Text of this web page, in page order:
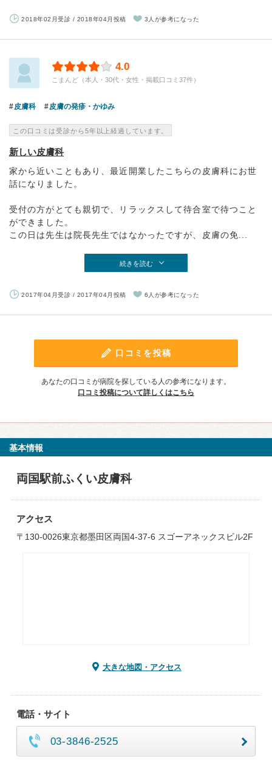
2018年02月受診 / 2018年04月投稿 3人が参考になった
4.0
こまんど（本人・30代・女性・掲載口コミ37件）
皮膚科 皮膚の発疹・かゆみ
この口コミは受診から5年以上経過しています。
新しい皮膚科
家から近いこともあり、最近開業したこちらの皮膚科にお世
話になりました。
受付の方がとても親切で、リラックスして待合室で待つこと
ができました。
この日は先生は院長先生ではなかったですが、皮膚の免...
続きを読む
2017年04月受診 / 2017年04月投稿 6人が参考になった
口コミを投稿
あなたの口コミが病院を探している人の参考になります。
口コミ投稿について詳しくはこちら
基本情報
両国駅前ふくい皮膚科
アクセス
〒130-0026東京都墨田区両国4-37-6 スゴーアネックスビル2F
大きな地図・アクセス
電話・サイト
03-3846-2525